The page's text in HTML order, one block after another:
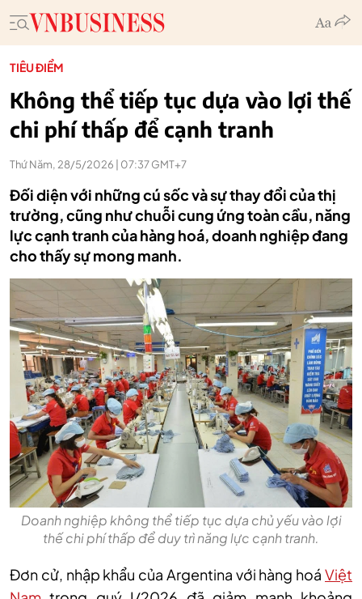
TIÊU ĐIỂM
Không thể tiếp tục dựa vào lợi thế
chi phí thấp để cạnh tranh
Thứ Năm, 28/5/2026 | 07:37 GMT+7
Đối diện với những cú sốc và sự thay đổi của thị
trường, cũng như chuỗi cung ứng toàn cầu, năng
lực cạnh tranh của hàng hoá, doanh nghiệp đang
cho thấy sự mong manh.
Doanh nghiệp không thể tiếp tục dựa chủ yếu vào lợi
thế chi phí thấp để duy trì năng lực cạnh tranh.
Đơn cử, nhập khẩu của Argentina với hàng hoá Việt